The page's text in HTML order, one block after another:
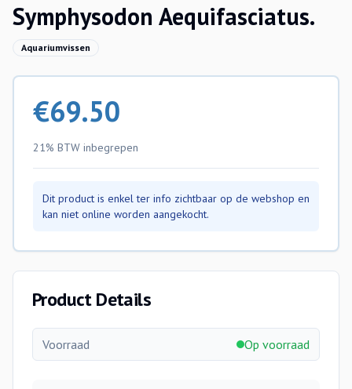
Symphysodon Aequifasciatus.
Aquariumvissen
€69.50
21% BTW inbegrepen
Dit product is enkel ter info zichtbaar op de webshop en
kan niet online worden aangekocht.
Product Details
Voorraad Op voorraad